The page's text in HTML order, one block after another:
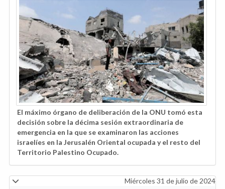
El máximo órgano de deliberación de la ONU tomó esta
decisión sobre la décima sesión extraordinaria de
emergencia en la que se examinaron las acciones
israelíes en la Jerusalén Oriental ocupada y el resto del
Territorio Palestino Ocupado.
Miércoles 31 de julio de 2024